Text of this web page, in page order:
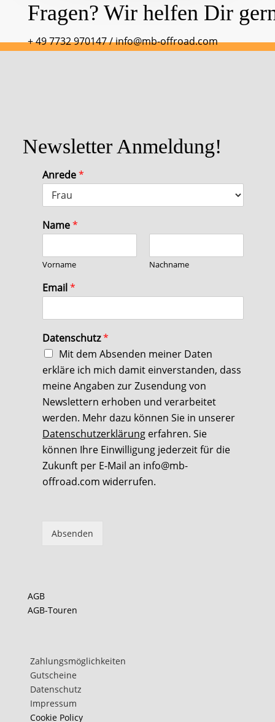
Fragen? Wir helfen Dir
+ 49 7732 970147/info@mb-offroad.com
Newsletter Anmeldung!
Anrede*
Name*
Vorname Nachname
Email*
Datenschutz*
Mit dem Absenden meiner Daten
erkläre ich mich damit einverstanden, dass
meine Angaben zur Zusendung von
Newslettern erhoben und verarbeitet
werden. Mehr dazu können Sie in unserer
Datenschutzerklärung erfahren. Sie
können Ihre Einwilligung jederzeit für die
Zukunft per E-Mail an info@mb-
offroad.com widerrufen.
Absenden
teilen
AGB
AGB-Touren
Zahlungsmöglichkeiten
Gutscheine
Datenschutz
Impressum
Cookie Policy